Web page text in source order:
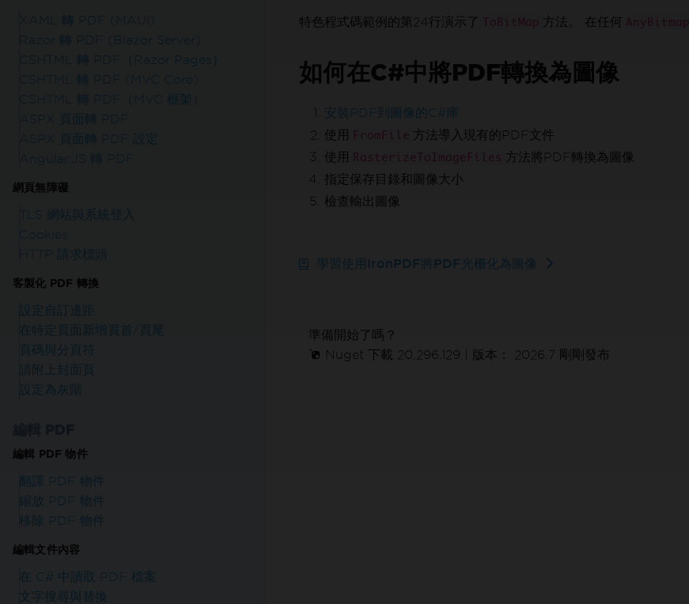
XAML 轉 PDF (MAUI)
Razor 轉 PDF (Blazor Server)
CSHTML 轉 PDF（Razor Pages）
CSHTML 轉 PDF (MVC Core)
CSHTML 轉 PDF（MVC 框架）
ASPX 頁面轉 PDF
ASPX 頁面轉 PDF 設定
Angular.JS 轉 PDF
網頁無障礙
TLS 網站與系統登入
Cookies
HTTP 請求標頭
客製化 PDF 轉換
設定自訂邊距
在特定頁面新增頁首/頁尾
頁碼與分頁符
請附上封面頁
設定為灰階
編輯 PDF 物件
翻譯 PDF 物件
縮放 PDF 物件
移除 PDF 物件
編輯文件內容
在 C# 中讀取 PDF 檔案
文字搜尋與替換
特色程式碼範例的第24行演示了 ToBitMap 方法。 在任何 AnyBitmap
如何在C#中將PDF轉換為圖像
安裝PDF到圖像的C#庫
使用
FromFile 方法導入現有的PDF文件
使用
RasterizeToImageFiles 方法將PDF轉換為圖像
指定保存目錄和圖像大小
檢查輸出圖像
學習使用IronPDF將PDF光柵化為圖像
準備開始了嗎？
Nuget 下載 20,296,129
版本： 2026.7 剛剛發布